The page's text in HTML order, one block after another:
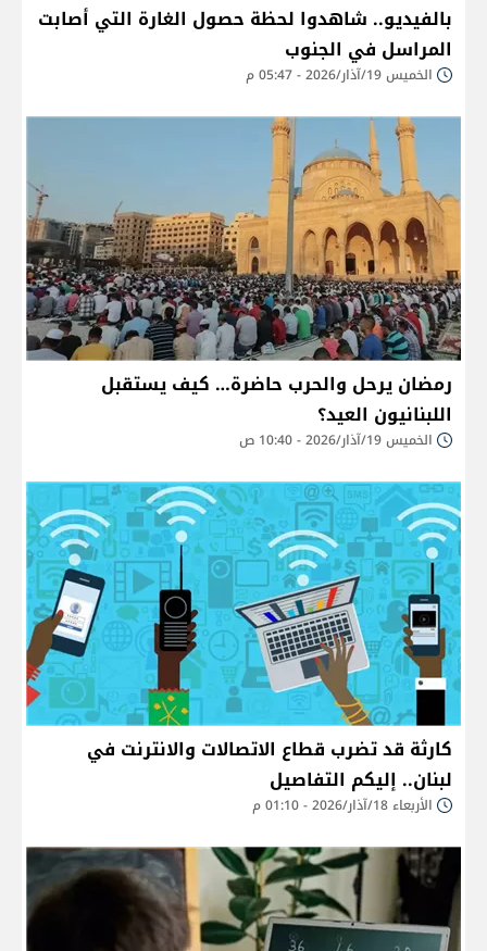
بالفيديو.. شاهدوا لحظة حصول الغارة التي أصابت
المراسل في الجنوب
الخميس 19/آذار/2026 - 05:47 م
رمضان يرحل والحرب حاضرة… كيف يستقبل
اللبنانيون العيد؟
الخميس 19/آذار/2026 - 10:40 ص
كارثة قد تضرب قطاع الاتصالات والانترنت في
لبنان.. إليكم التفاصيل
الأربعاء 18/آذار/2026 - 01:10 م